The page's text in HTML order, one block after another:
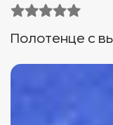
Полотенце с